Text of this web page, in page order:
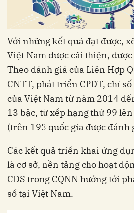
Với những kết quả đạt được,
Việt Nam được cải thiện,
Theo đánh giá của Liên Hợp
CNTT, phát triển CPĐT, chỉ
của Việt Nam từ năm 2014
13 bậc, từ xếp hạng thứ 99
(trên 193 quốc gia được đánh
Các kết quả triển khai ứng
là cơ sở, nền tảng cho hoạt
CĐS trong CQNN hướng tới
số tại Việt Nam.